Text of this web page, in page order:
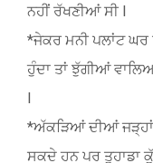
ਨਹੀਂ ਰੱਖਣੀਆਂ ਸੀ l
*ਜੇਕਰ ਮਨੀ ਪਲਾਂਟ
ਹੁੰਦਾ ਤਾਂ ਝੁੱਗੀਆਂ
l
*ਅੱਕੜਿਆਂ ਦੀਆਂ ਜੜ੍ਹਾਂ
ਸਕਦੇ ਹਨ ਪਰ ਤੁਹਾਡਾ